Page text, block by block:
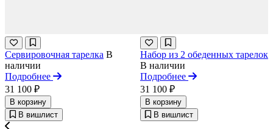
Сервировочная тарелка В
наличии
Подробнее
31 100 ₽
В корзину
В вишлист
Набор из 2 обеденных тарелок
В наличии
Подробнее
31 100 ₽
В корзину
В вишлист